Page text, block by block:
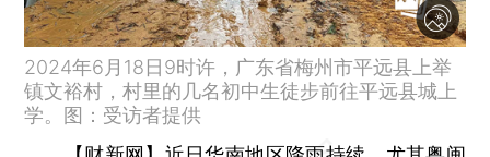
2024年6月18日9时许，广东省梅州市平远县上举
镇文裕村，村里的几名初中生徒步前往平远县城上
学。图：受访者提供